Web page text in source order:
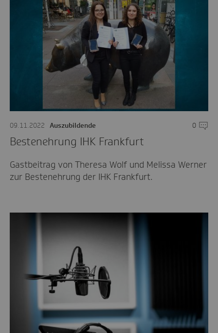
09.11.2022 Auszubildende 0
Bestenehrung IHK Frankfurt
Gastbeitrag von Theresa Wolf und Melissa Werner
zur Bestenehrung der IHK Frankfurt.